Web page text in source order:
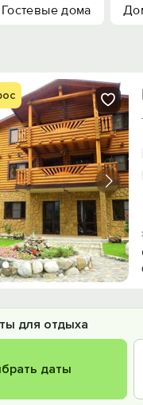
Гостевые дома
для отдыха
даты